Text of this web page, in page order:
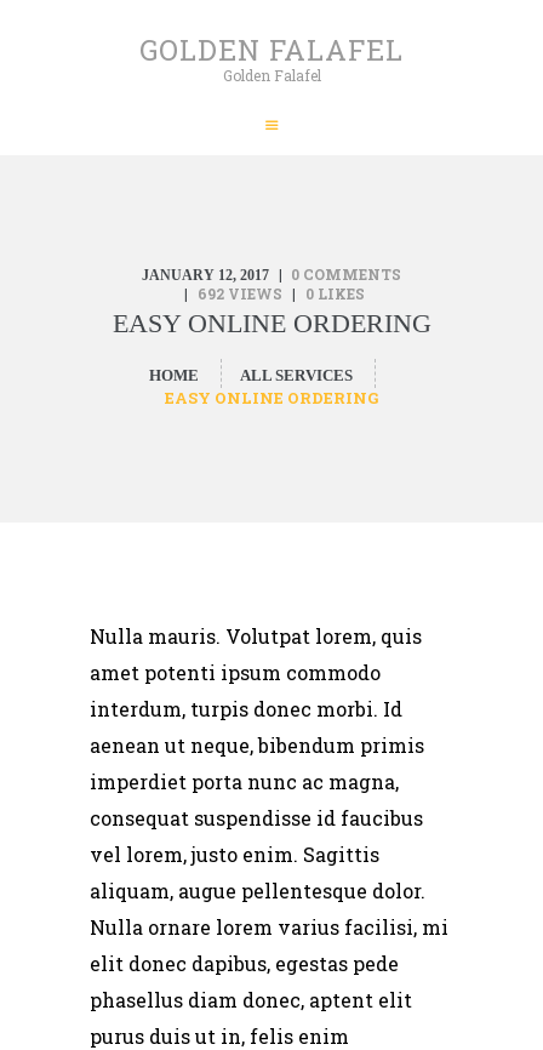
GOLDEN FALAFEL
Golden Falafel
JANUARY 12, 2017 0 COMMENTS
692 VIEWS 0 LIKES
EASY ONLINE ORDERING
HOME ALL SERVICES
EASY ONLINE ORDERING
GOLDEN FALAFEL
Nulla mauris. Volutpat lorem, quis
amet potenti ipsum commodo
interdum, turpis donec morbi. Id
aenean ut neque, bibendum primis
imperdiet porta nunc ac magna,
consequat suspendisse id faucibus
vel lorem, justo enim. Sagittis
aliquam, augue pellentesque dolor.
Nulla ornare lorem varius facilisi, mi
elit donec dapibus, egestas pede
phasellus diam donec, aptent elit
purus duis ut in, felis enim